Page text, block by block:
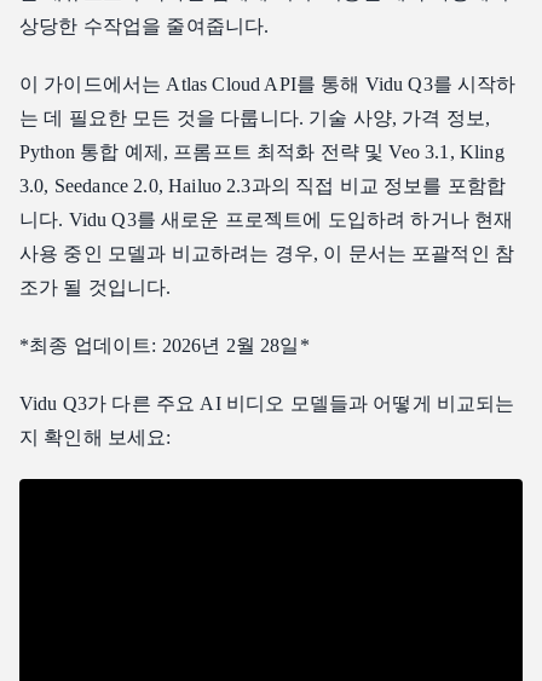
Vidu Q3 API 액세스 방법
2단계: 기본 오디오가 포함된 비디오 생성
3단계: 검색 및 사용
Vidu Q3 프롬프트 팁
2. 12초 창 활용하기
3. 오디오 맥락을 위해 환경적 세부 정보 사용하기
5. 장면 복잡성 관리하기
상당한 수작업을 줄여줍니다.
이 가이드에서는 Atlas Cloud API를 통해 Vidu Q3를 시작하
는 데 필요한 모든 것을 다룹니다. 기술 사양, 가격 정보,
Python 통합 예제, 프롬프트 최적화 전략 및 Veo 3.1, Kling
3.0, Seedance 2.0, Hailuo 2.3과의 직접 비교 정보를 포함합
니다. Vidu Q3를 새로운 프로젝트에 도입하려 하거나 현재
사용 중인 모델과 비교하려는 경우, 이 문서는 포괄적인 참
조가 될 것입니다.
*최종 업데이트: 2026년 2월 28일*
Vidu Q3가 다른 주요 AI 비디오 모델들과 어떻게 비교되는
지 확인해 보세요: